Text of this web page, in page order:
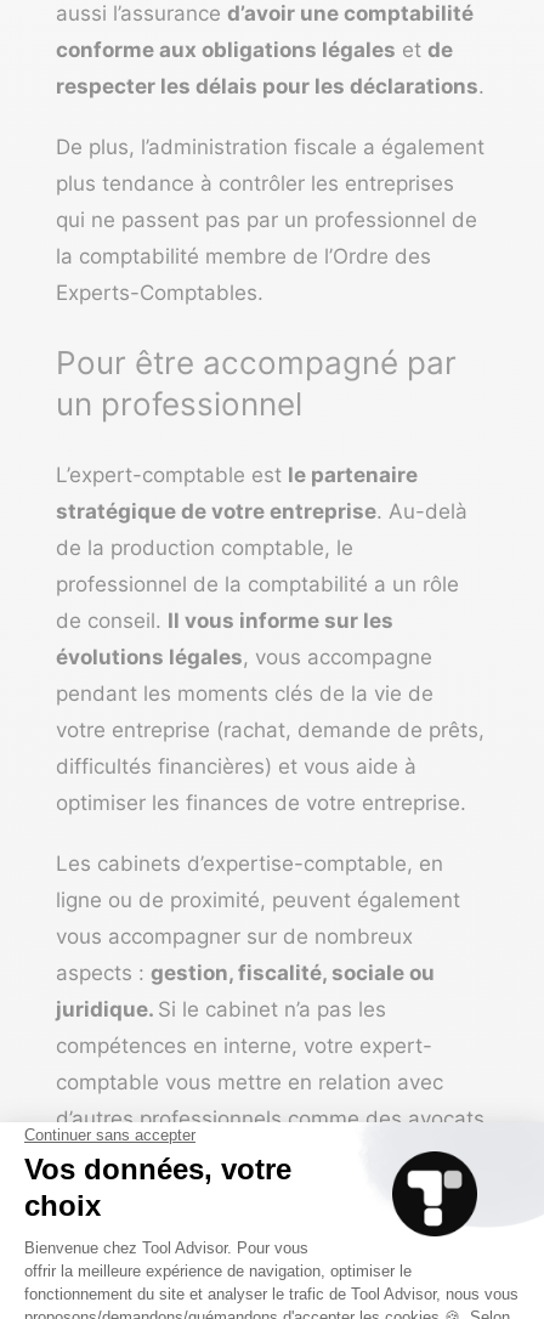
aussi l’assurance d’avoir une comptabilité
conforme aux obligations légales et de
respecter les délais pour les déclarations.
De plus, l’administration fiscale a également
plus tendance à contrôler les entreprises
qui ne passent pas par un professionnel de
la comptabilité membre de l’Ordre des
Experts-Comptables.
Pour être accompagné par
un professionnel
L’expert-comptable est le partenaire
stratégique de votre entreprise. Au-delà
de la production comptable, le
professionnel de la comptabilité a un rôle
de conseil. Il vous informe sur les
évolutions légales, vous accompagne
pendant les moments clés de la vie de
votre entreprise (rachat, demande de prêts,
difficultés financières) et vous aide à
optimiser les finances de votre entreprise.
Les cabinets d’expertise-comptable, en
ligne ou de proximité, peuvent également
vous accompagner sur de nombreux
aspects : gestion, fiscalité, sociale ou
juridique. Si le cabinet n’a pas les
compétences en interne, votre expert-
comptable vous mettre en relation avec
d’autres professionnels comme des avocats
ou des banquiers.